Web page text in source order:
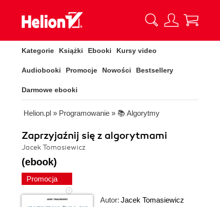
Kategorie Książki Ebooki Kursy video
Audiobooki Promocje Nowości Bestsellery
Darmowe ebooki
Helion.pl » Programowanie » 📚 Algorytmy
Zaprzyjaźnij się z algorytmami
Jacek Tomasiewicz
(ebook)
Promocja
Autor: Jacek Tomasiewicz